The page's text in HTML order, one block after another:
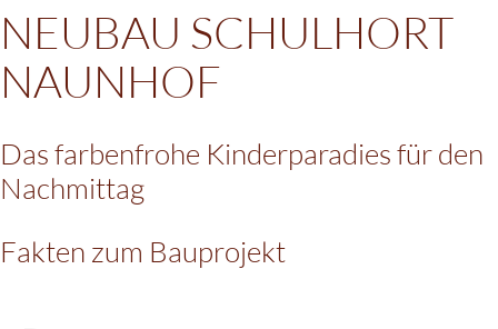
NEUBAU SCHULHORT
NAUNHOF
Das farbenfrohe Kinderparadies für den
Nachmittag
Fakten zum Bauprojekt